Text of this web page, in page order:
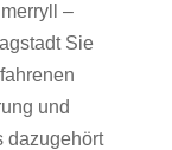
–
Sie
und
dazugehört